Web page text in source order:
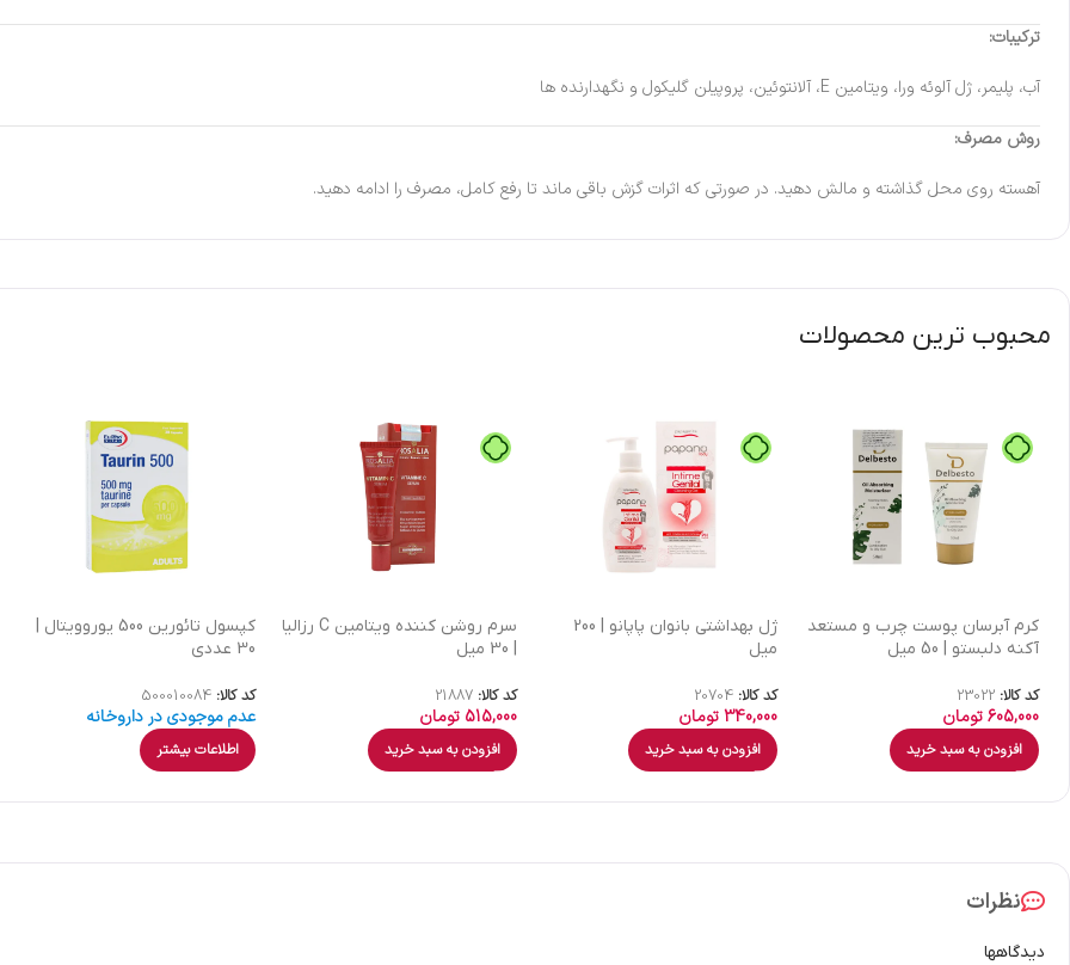
ترکیبات:
آب، پلیمر، ژل آلوئه ورا، ویتامین E، آلانتوئین، پروپیلن گلیکول و نگهدارنده ها
روش مصرف:
آهسته روی محل گذاشته و مالش دهید. در صورتی که اثرات گزش باقی ماند تا رفع کامل، مصرف را ادامه دهید.
محبوب ترین محصولات
كرم آبرسان پوست چرب و مستعد
آکنه دلبستو | 50 میل
کد کالا: 23022
605,000تومان
افزودن به سبد خرید
ژل بهداشتی بانوان پاپانو | 200
میل
کد کالا: 20704
340,000 تومان
افزودن به سبد خرید
سرم روشن کننده ویتامین C رزالیا
| 30 میل
کد کالا:21887
515,000 تومان
افزودن به سبد خرید
کپسول تائورین 500 یوروویتال |
30 عددی
کد کالا: 500010084
عدم موجودی در داروخانه
اطلاعات بیشتر
نظرات
دیدگاهها